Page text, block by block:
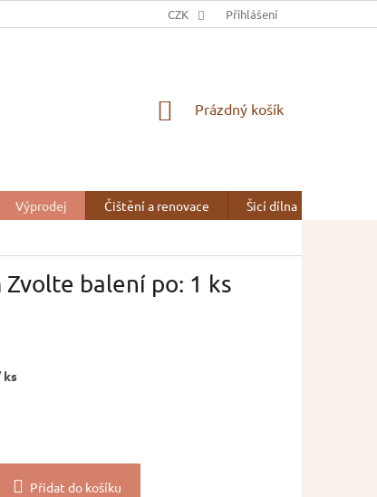
OCHRANA OSOBNÍCH ÚDAJŮ
CZK Přihlášení
NÁKUPNÍ
Prázdný košík
Výprodej Čištění a renovace Šicí dílna
balení po: 1 ks
ks
Přidat do košíku